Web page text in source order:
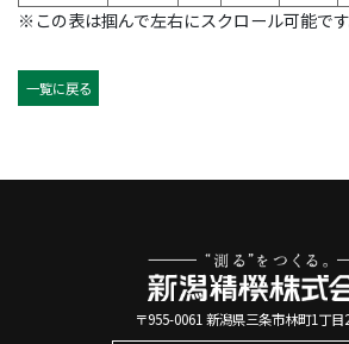
※この表は掴んで左右にスクロール可能です
一覧に戻る
〒955-0061 新潟県三条市林町1丁目